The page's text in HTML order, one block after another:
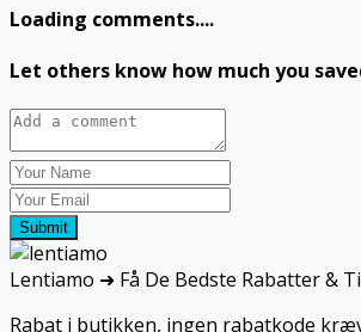
Loading comments....
Let others know how much you
Submit
Lentiamo ➜ Få De Bedste Rabatter &
Rabat i butikken, ingen rabatkode